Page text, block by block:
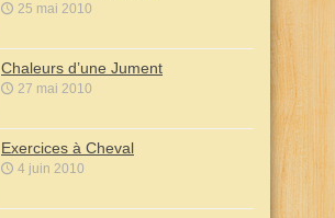
25 mai 2010
Chaleurs d’une Jument
27 mai 2010
Exercices à Cheval
4 juin 2010